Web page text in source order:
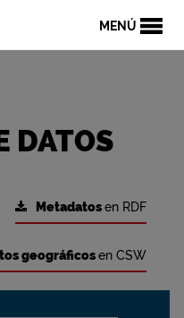
MENÚ
DATOS
Metadatosen RDF
geográficosen CSW